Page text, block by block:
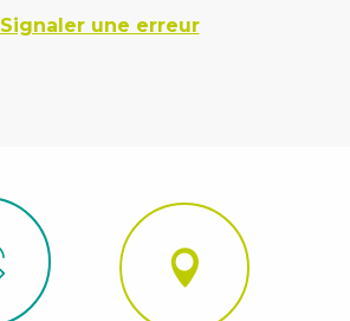
Signaler une erreur